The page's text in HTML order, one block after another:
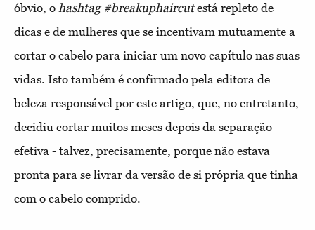
óbvio, o hashtag #breakuphaircutestá repleto de
dicas e de mulheres que se incentivam mutuamente a
cortar o cabelo para iniciar um novo capítulo nas suas
vidas. Isto também é confirmado pela editora de
beleza responsável por este artigo, que, no entretanto,
decidiu cortar muitos meses depois da separação
efetiva - talvez, precisamente, porque não estava
pronta para se livrar da versão de si própria que tinha
com o cabelo comprido.